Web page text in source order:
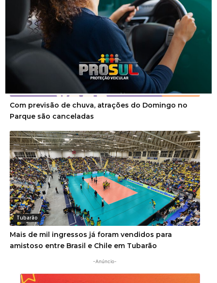
Com previsão de chuva, atrações do Domingo no
Parque são canceladas
Tubarão
Mais de mil ingressos já foram vendidos para
amistoso entre Brasil e Chile em Tubarão
-Anúncio-